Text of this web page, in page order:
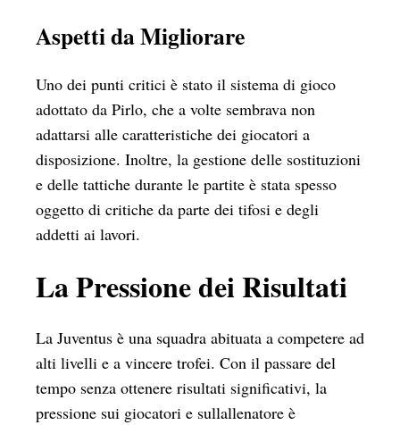
Aspetti da Migliorare
Uno dei punti critici è stato il sistema di gioco
adottato da Pirlo, che a volte sembrava non
adattarsi alle caratteristiche dei giocatori a
disposizione. Inoltre, la gestione delle sostituzioni
e delle tattiche durante le partite è stata spesso
oggetto di critiche da parte dei tifosi e degli
addetti ai lavori.
La Pressione dei Risultati
La Juventus è una squadra abituata a competere ad
alti livelli e a vincere trofei. Con il passare del
tempo senza ottenere risultati significativi, la
pressione sui giocatori e sullallenatore è